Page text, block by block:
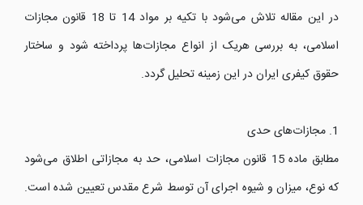
در این مقاله تلاش می‌شود با تکیه بر مواد 14 تا 18 قانون مجازات
اسلامی، به بررسی هریک از انواع مجازات‌ها پرداخته شود و ساختار
حقوق کیفری ایران در این زمینه تحلیل گردد.
1. مجازات‌های حدی
مطابق ماده 15 قانون مجازات اسلامی، حد به مجازاتی اطلاق می‌شود
که نوع، میزان و شیوه اجرای آن توسط شرع مقدس تعیین شده است.